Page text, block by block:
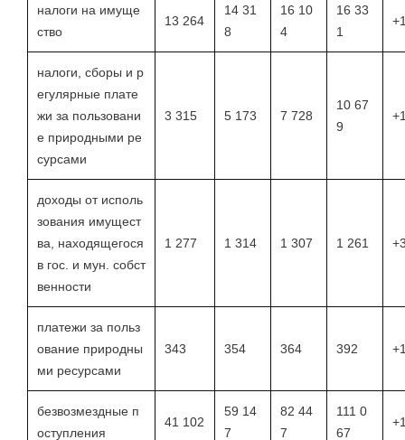
налоги на имуще
ство
13 264
14 31
8
16 10
4
16 33
1
налоги, сборы и р
егулярные плате
жи за пользовани
е природными ре
сурсами
3 315 5 173 7 728
10 67
9
доходы от исполь
зования имущест
ва, находящегося
в гос. и мун. собст
венности
1 277 1 314 1 307 1 261
платежи за польз
ование природны
ми ресурсами
343 354 364 392
безвозмездные п
оступления
41 102
59 14
7
82 44
7
111 0
67